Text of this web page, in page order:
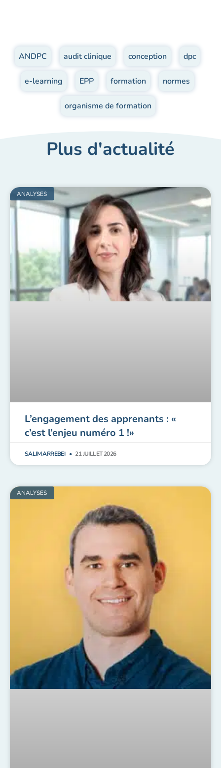
ANDPC audit clinique conception dpc
e-learning EPP formation normes
organisme de formation
Plus d'actualité
ANALYSES
L’engagement des apprenants : «
c’est l’enjeu numéro 1 !»
SALIM ARREBEI 21 JUILLET 2026
ANALYSES